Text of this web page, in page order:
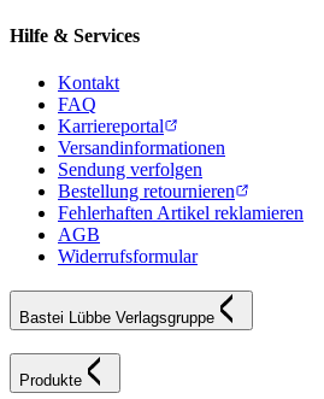
Hilfe & Services
Kontakt
FAQ
Karriereportal
Versandinformationen
Sendung verfolgen
Bestellung retournieren
Fehlerhaften Artikel reklamieren
AGB
Widerrufsformular
Bastei Lübbe Verlagsgruppe
Produkte